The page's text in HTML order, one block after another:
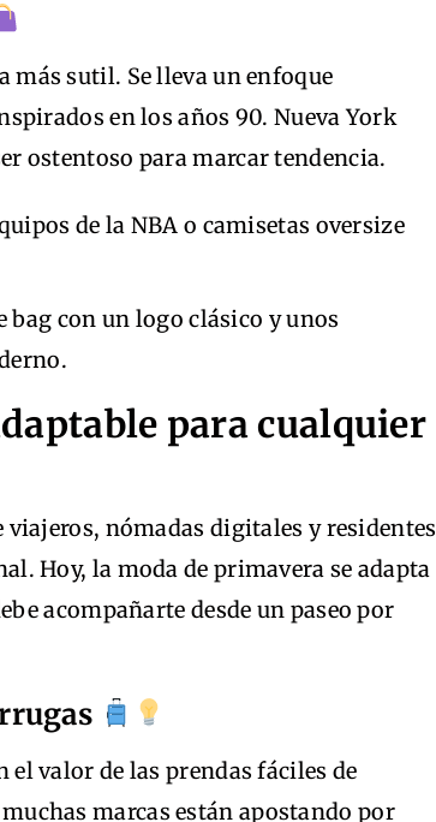
más sutil. Se lleva un enfoque
en los años 90. Nueva York
ostentoso para marcar tendencia.
de la NBA o camisetas oversize
bag con un logo clásico y unos
para cualquier
nómadas digitales y residentes
Hoy, la moda de primavera se adapta
acompañarte desde un paseo por
valor de las prendas fáciles de
marcas están apostando por